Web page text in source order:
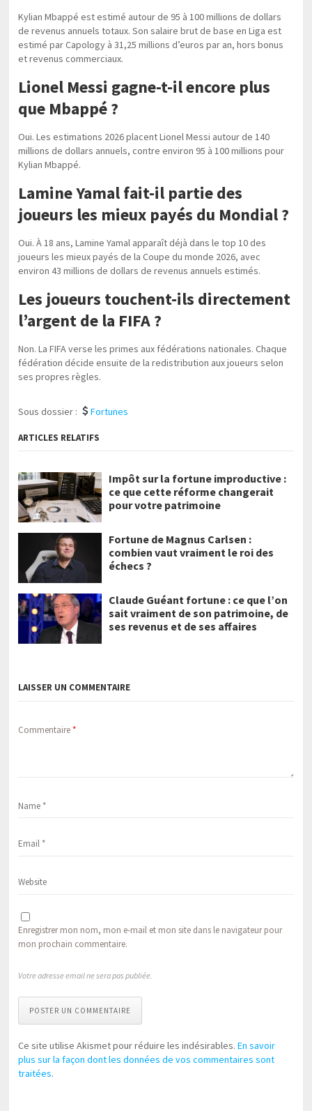
Kylian Mbappé est estimé autour de 95 à 100 millions de dollars
de revenus annuels totaux. Son salaire brut de base en Liga est
estimé par Capology à 31,25 millions d’euros par an, hors bonus
et revenus commerciaux.
Lionel Messi gagne-t-il encore plus
que Mbappé ?
Oui. Les estimations 2026 placent Lionel Messi autour de 140
millions de dollars annuels, contre environ 95 à 100 millions pour
Kylian Mbappé.
Lamine Yamal fait-il partie des
joueurs les mieux payés du Mondial ?
Oui. À 18 ans, Lamine Yamal apparaît déjà dans le top 10 des
joueurs les mieux payés de la Coupe du monde 2026, avec
environ 43 millions de dollars de revenus annuels estimés.
Les joueurs touchent-ils directement
l’argent de la FIFA ?
Non. La FIFA verse les primes aux fédérations nationales. Chaque
fédération décide ensuite de la redistribution aux joueurs selon
ses propres règles.
Sous dossier : Fortunes
ARTICLES RELATIFS
Impôt sur la fortune improductive :
ce que cette réforme changerait
pour votre patrimoine
Fortune de Magnus Carlsen :
combien vaut vraiment le roi des
échecs ?
Claude Guéant fortune : ce que l’on
sait vraiment de son patrimoine, de
ses revenus et de ses affaires
LAISSER UN COMMENTAIRE
Commentaire*
Enregistrer mon nom, mon e-mail et mon site dans le navigateur pour
mon prochain commentaire.
Votre adresse email ne sera pas publiée.
POSTER UN COMMENTAIRE
Ce site utilise Akismet pour réduire les indésirables.En savoir
plus sur la façon dont les données de vos commentaires sont
traitées.